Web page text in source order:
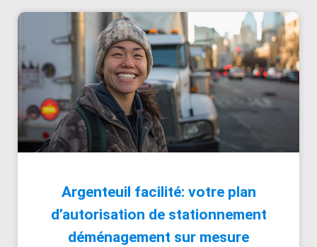
Argenteuil facilité: votre plan
d’autorisation de stationnement
déménagement sur mesure